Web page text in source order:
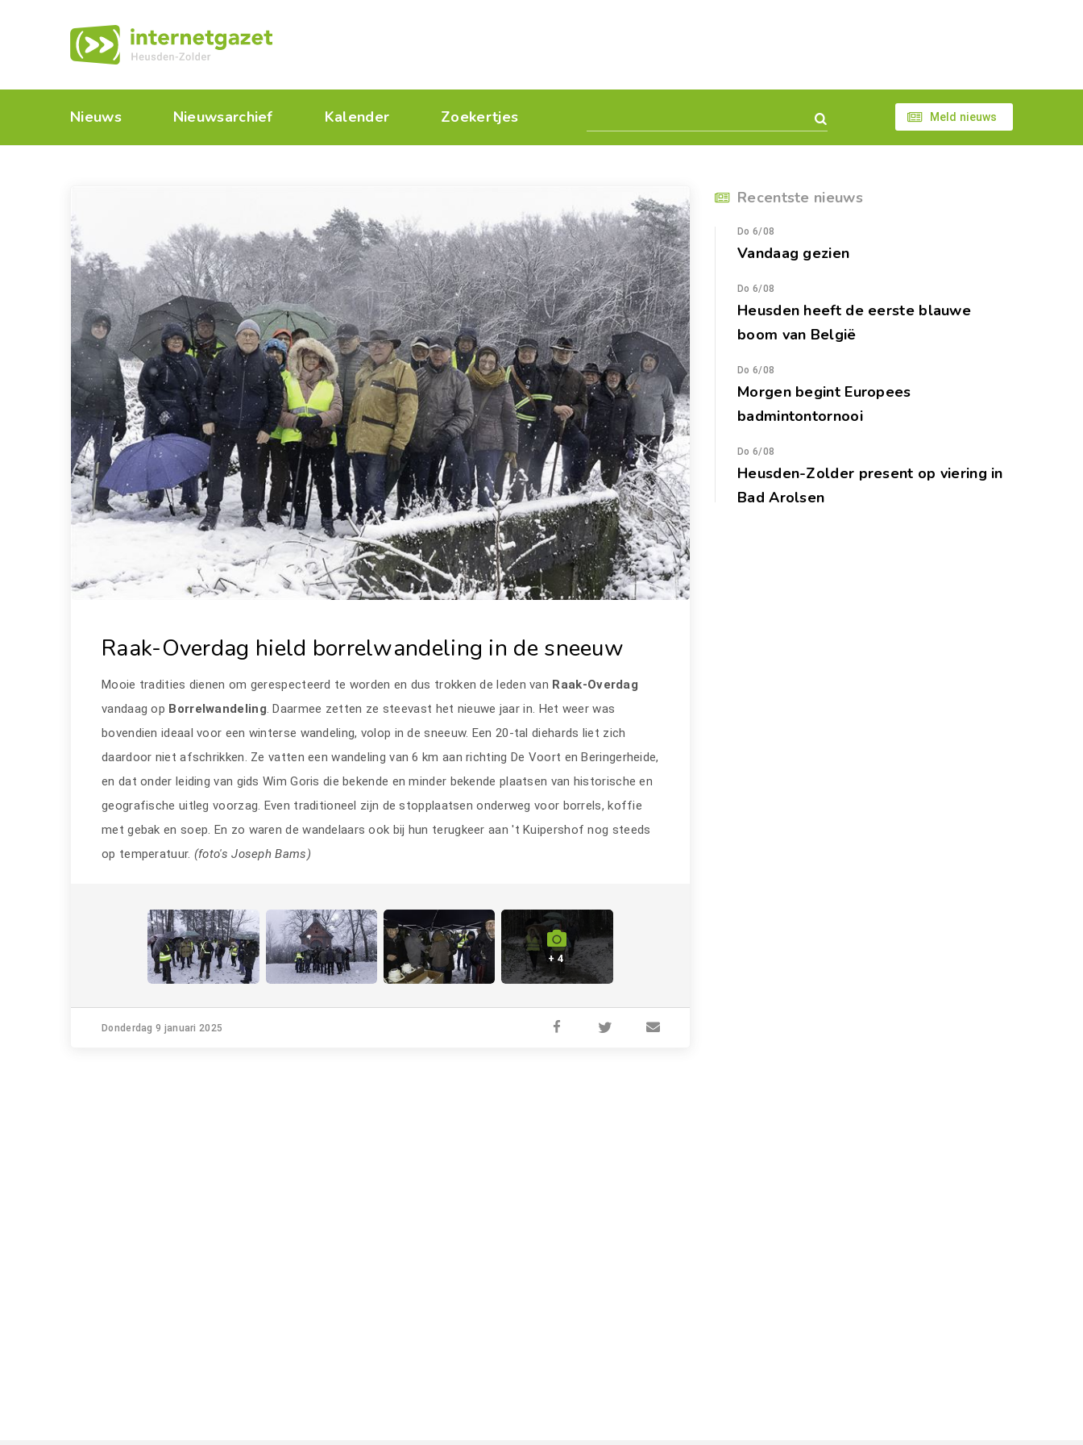
Nieuws Nieuwsarchief Kalender Zoekertjes Meld nieuws
Raak-Overdag hield borrelwandeling in de sneeuw
Mooie tradities dienen om gerespecteerd te worden en dus trokken de leden van Raak-Overdag
vandaag op Borrelwandeling. Daarmee zetten ze steevast het nieuwe jaar in. Het weer was
bovendien ideaal voor een winterse wandeling, volop in de sneeuw. Een 20-tal diehards liet zich
daardoor niet afschrikken. Ze vatten een wandeling van 6 km aan richting De Voort en Beringerheide,
en dat onder leiding van gids Wim Goris die bekende en minder bekende plaatsen van historische en
geografische uitleg voorzag. Even traditioneel zijn de stopplaatsen onderweg voor borrels, koffie
met gebak en soep. En zo waren de wandelaars ook bij hun terugkeer aan 't Kuipershof nog steeds
op temperatuur. (foto's Joseph Bams)
+ 4
Donderdag 9 januari 2025
Recentste nieuws
Do 6/08
Vandaag gezien
Do 6/08
Heusden heeft de eerste blauwe
boom van België
Do 6/08
Morgen begint Europees
badmintontornooi
Do 6/08
Heusden-Zolder present op viering in
Bad Arolsen